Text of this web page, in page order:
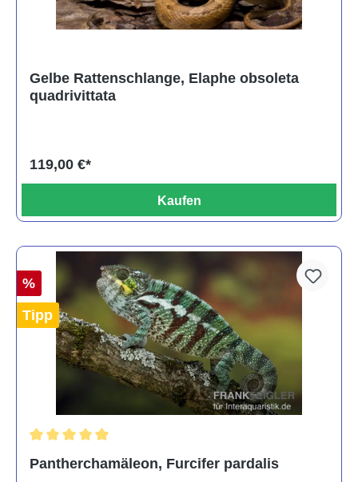
Gelbe Rattenschlange, Elaphe obsoleta
quadrivittata
119,00 €*
Kaufen
%
Tipp
Pantherchamäleon, Furcifer pardalis